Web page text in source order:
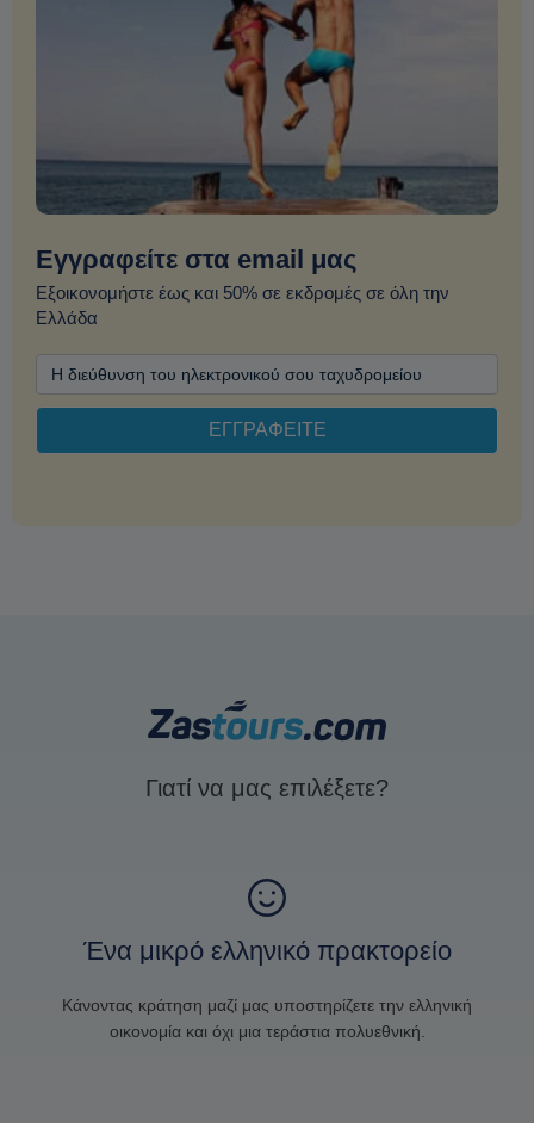
Εγγραφείτε στα email μας
Εξοικονομήστε έως και 50% σε εκδρομές σε όλη την
Ελλάδα
Γιατί να μας επιλέξετε?
Ένα μικρό ελληνικό πρακτορείο
Κάνοντας κράτηση μαζί μας υποστηρίζετε την ελληνική
οικονομία και όχι μια τεράστια πολυεθνική.